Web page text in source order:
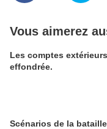
Vous aimerez
Les comptes extérieurs -
effondrée.
Scénarios de la